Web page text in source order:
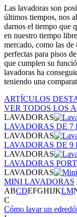
Las lavadoras son
últimos tiempos, nos
darnos el tiempo que
en nuestro tiempo
mercado, como las de
perfectas para pisos
que cumplen su
lavadoras ha
teniendo una
ARTÍCULOS
VER TODOS LOS
LAVADORAS
LAVADORAS DE 7
LAVADORAS
LAVADORAS DE 9
LAVADORAS
LAVADORAS
LAVADORAS
MINI LAVADORAS
ABCDEFGHIJKLM
C
Cómo lavar un